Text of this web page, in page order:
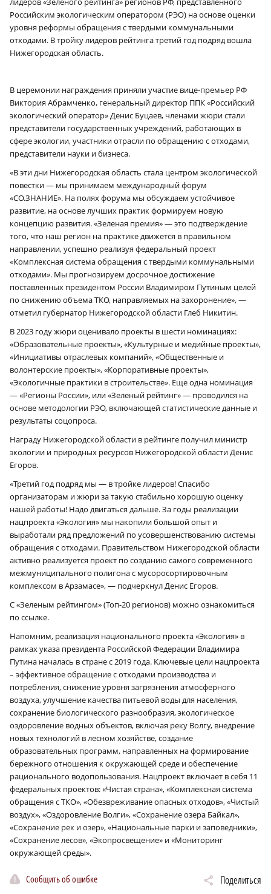
Российским экологическим оператором (РЭО) на основе оценки
уровня реформы обращения с твердыми коммунальными
отходами. В тройку лидеров рейтинга третий год подряд вошла
Нижегородская область.
В церемонии награждения приняли участие вице-премьер РФ
Виктория Абрамченко, генеральный директор ППК «Российский
экологический оператор» Денис Буцаев, членами жюри стали
представители государственных учреждений, работающих в
сфере экологии, участники отрасли по обращению с отходами,
представители науки и бизнеса.
«В эти дни Нижегородская область стала центром экологической
повестки — мы принимаем международный форум
«СО.ЗНАНИЕ». На полях форума мы обсуждаем устойчивое
развитие, на основе лучших практик формируем новую
концепцию развития. «Зеленая премия» — это подтверждение
того, что наш регион на практике движется в правильном
направлении, успешно реализуя федеральный проект
«Комплексная система обращения с твердыми коммунальными
отходами». Мы прогнозируем досрочное достижение
поставленных президентом России Владимиром Путиным целей
по снижению объема ТКО, направляемых на захоронение», —
отметил губернатор Нижегородской области Глеб Никитин.
В 2023 году жюри оценивало проекты в шести номинациях:
«Образовательные проекты», «Культурные и медийные проекты»,
«Инициативы отраслевых компаний», «Общественные и
волонтерские проекты», «Корпоративные проекты»,
«Экологичные практики в строительстве». Еще одна номинация
— «Регионы России», или «Зеленый рейтинг» — проводился на
основе методологии РЭО, включающей статистические данные и
результаты соцопроса.
Награду Нижегородской области в рейтинге получил министр
экологии и природных ресурсов Нижегородской области Денис
Егоров.
«Третий год подряд мы — в тройке лидеров! Спасибо
организаторам и жюри за такую стабильно хорошую оценку
нашей работы! Надо двигаться дальше. За годы реализации
нацпроекта «Экология» мы накопили большой опыт и
выработали ряд предложений по усовершенствованию системы
обращения с отходами. Правительством Нижегородской области
активно реализуется проект по созданию самого современного
межмуниципального полигона с мусоросортировочным
комплексом в Арзамасе», — подчеркнул Денис Егоров.
С «Зеленым рейтингом» (Топ-20 регионов) можно ознакомиться
по ссылке.
Напомним, реализация национального проекта «Экология» в
рамках указа президента Российской Федерации Владимира
Путина началась в стране с 2019 года. Ключевые цели нацпроекта
– эффективное обращение с отходами производства и
потребления, снижение уровня загрязнения атмосферного
воздуха, улучшение качества питьевой воды для населения,
сохранение биологического разнообразия, экологическое
оздоровление водных объектов, включая реку Волгу, внедрение
новых технологий в лесном хозяйстве, создание
образовательных программ, направленных на формирование
бережного отношения к окружающей среде и обеспечение
рационального водопользования. Нацпроект включает в себя 11
федеральных проектов: «Чистая страна», «Комплексная система
обращения с ТКО», «Обезвреживание опасных отходов», «Чистый
воздух», «Оздоровление Волги», «Сохранение озера Байкал»,
«Сохранение рек и озер», «Национальные парки и заповедники»,
«Сохранение лесов», «Экопросвещение» и «Мониторинг
окружающей среды».
Сообщить об ошибке Поделиться